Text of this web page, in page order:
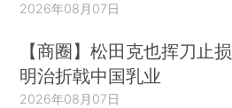
2026年08月07日
【商圈】松田克也挥刀止损
明治折戟中国乳业
2026年08月07日